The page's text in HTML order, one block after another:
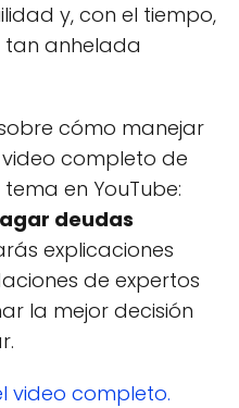
y, con el tiempo,
anhelada
cómo manejar
completo de
en YouTube:
deudas
explicaciones
de expertos
la mejor decisión
video completo.